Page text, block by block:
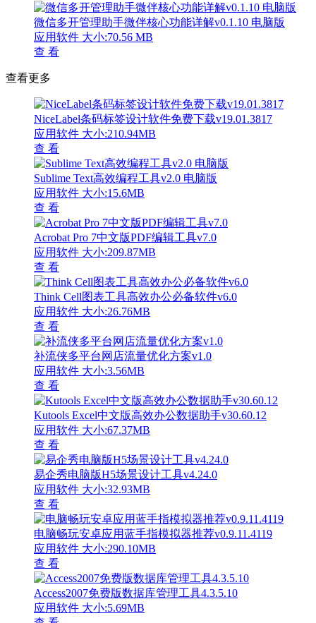
微信多开管理助手微伴核心功能详解v0.1.10 电脑版
应用软件 大小:70.56 MB
查 看
查看更多
NiceLabel条码标签设计软件免费下载v19.01.3817
应用软件 大小:210.94MB
查 看
Sublime Text高效编程工具v2.0 电脑版
应用软件 大小:15.6MB
查 看
Acrobat Pro 7中文版PDF编辑工具v7.0
应用软件 大小:209.87MB
查 看
Think Cell图表工具高效办公必备软件v6.0
应用软件 大小:26.76MB
查 看
补流侠多平台网店流量优化方案v1.0
应用软件 大小:3.56MB
查 看
Kutools Excel中文版高效办公数据助手v30.60.12
应用软件 大小:67.37MB
查 看
易企秀电脑版H5场景设计工具v4.24.0
应用软件 大小:32.93MB
查 看
电脑畅玩安卓应用蓝手指模拟器推荐v0.9.11.4119
应用软件 大小:290.10MB
查 看
Access2007免费版数据库管理工具4.3.5.10
应用软件 大小:5.69MB